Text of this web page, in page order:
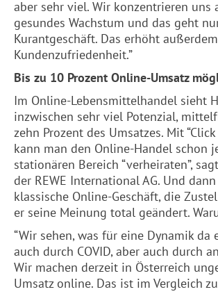
aber sehr viel. Wir konzentrieren uns
gesundes Wachstum und das geht
Kurantgeschäft. Das erhöht
Kundenzufriedenheit.”
Bis zu 10 Prozent Online-Umsatz
Im Online-Lebensmittelhandel sieht
inzwischen sehr viel Potenzial,
zehn Prozent des Umsatzes. Mit
kann man den Online-Handel schon
stationären Bereich “verheiraten”,
der REWE International AG. Und
klassische Online-Geschäft, die
er seine Meinung total geändert.
“Wir sehen, was für eine Dynamik da
auch durch COVID, aber auch durch
Wir machen derzeit in Österreich
Umsatz online. Das ist im Vergleich